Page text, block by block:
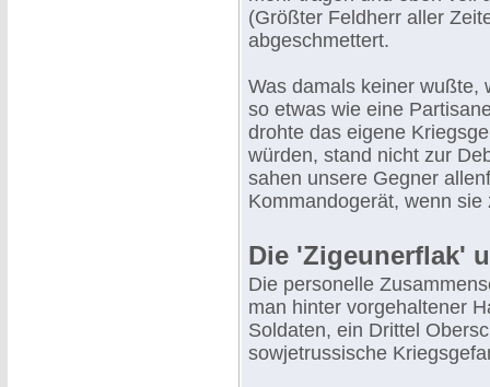
(Größter Feldherr aller
abgeschmettert.
Was damals keiner wußte,
so etwas wie eine
drohte das eigene
würden, stand nicht zur
sahen unsere Gegner
Kommandogerät, wenn
Die 'Zigeunerflak'
Die personelle
man hinter vorgehaltener
Soldaten, ein Drittel
sowjetrussische